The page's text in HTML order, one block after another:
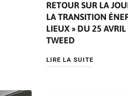
RETOUR SUR LA
LA TRANSITION
LIEUX » DU 25
TWEED
LIRE LA SUITE